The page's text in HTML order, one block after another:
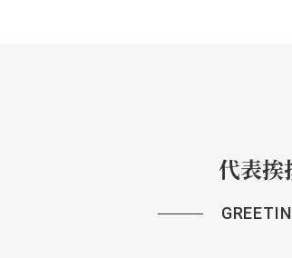
代表挨